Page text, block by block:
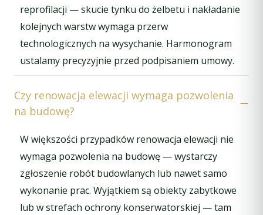
reprofilacji — skucie tynku do żelbetu i nakładanie
kolejnych warstw wymaga przerw
technologicznych na wysychanie. Harmonogram
ustalamy precyzyjnie przed podpisaniem umowy.
Czy renowacja elewacji wymaga pozwolenia
na budowę?
W większości przypadków renowacja elewacji nie
wymaga pozwolenia na budowę — wystarczy
zgłoszenie robót budowlanych lub nawet samo
wykonanie prac. Wyjątkiem są obiekty zabytkowe
lub w strefach ochrony konserwatorskiej — tam